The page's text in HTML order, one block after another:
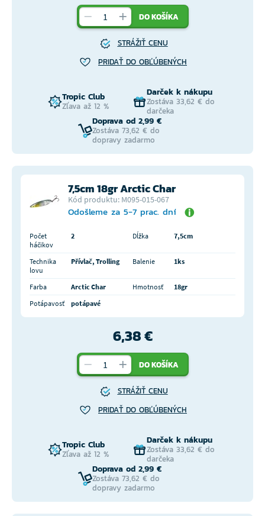
DO KOŠÍKA
STRÁŽIŤ CENU
PRIDAŤ DO OBĽÚBENÝCH
Tropic Club
Zľava až 12 %
Darček k nákupu
Zostáva 33,62 € do
darčeka
Doprava od 2,99 €
Zostáva 73,62 € do
dopravy zadarmo
7,5cm 18gr Arctic Char
Kód produktu: M095-015-067
Odošleme za 5-7 prac. dní
Počet
háčikov
2 Dĺžka 7,5cm
Technika
lovu
Přívlač, Trolling Balenie 1ks
Farba Arctic Char Hmotnosť
18gr
Potápavosť
potápavé
6,38 €
DO KOŠÍKA
STRÁŽIŤ CENU
PRIDAŤ DO OBĽÚBENÝCH
Tropic Club
Zľava až 12 %
Darček k nákupu
Zostáva 33,62 € do
darčeka
Doprava od 2,99 €
Zostáva 73,62 € do
dopravy zadarmo